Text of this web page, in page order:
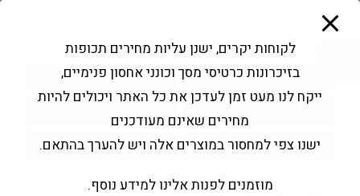
פתח סרגל נגישות
Products
search
החשבון שלי בקשה להצעה
לקוחות יקרים, ישנן עליות מחירים תכופות
בזיכרונות כרטיסי מסך וכונני אחסון פנימיים,
ייקח לנו מעט זמן לעדכן את כל האתר ויכולים להיות
מחירים שאינם מעודכנים
ישנו צפי למחסור במוצרים אלה ויש להערך בהתאם.
מוזמנים לפנות אלינו למידע נוסף.